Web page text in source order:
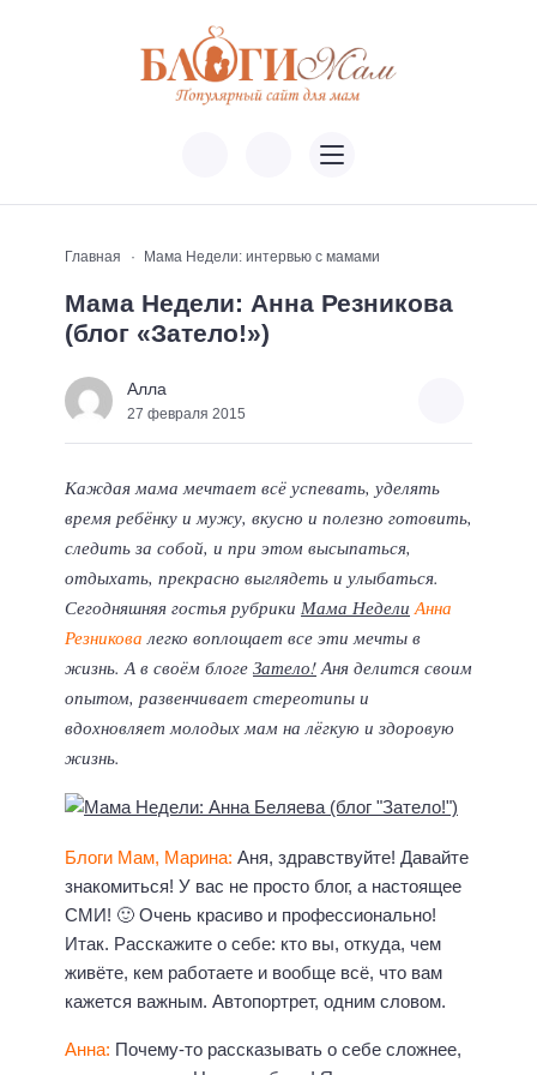
Главная Мама Недели: интервью с мамами
Мама Недели: Анна Резникова
(блог «Затело!»)
Алла
27 февраля 2015
Каждая мама мечтает всё успевать, уделять
время ребёнку и мужу, вкусно и полезно готовить,
следить за собой, и при этом высыпаться,
отдыхать, прекрасно выглядеть и улыбаться.
Сегодняшняя гостья рубрики Мама Недели Анна
Резникова легко воплощает все эти мечты в
жизнь. А в своём блоге Затело!Аня делится своим
опытом, развенчивает стереотипы и
вдохновляет молодых мам на лёгкую и здоровую
жизнь.
Блоги Мам, Марина: Аня, здравствуйте! Давайте
знакомиться! У вас не просто блог, а настоящее
СМИ! 🙂 Очень красиво и профессионально!
Итак. Расскажите о себе: кто вы, откуда, чем
живёте, кем работаете и вообще всё, что вам
кажется важным. Автопортрет, одним словом.
Анна: Почему-то рассказывать о себе сложнее,